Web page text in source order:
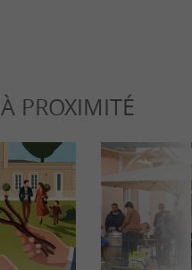
À PROXIMITÉ